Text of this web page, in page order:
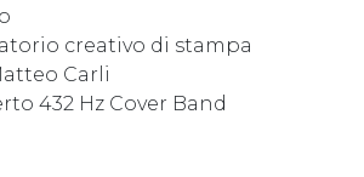
creativo di stampa
Carli
432 Hz Cover Band